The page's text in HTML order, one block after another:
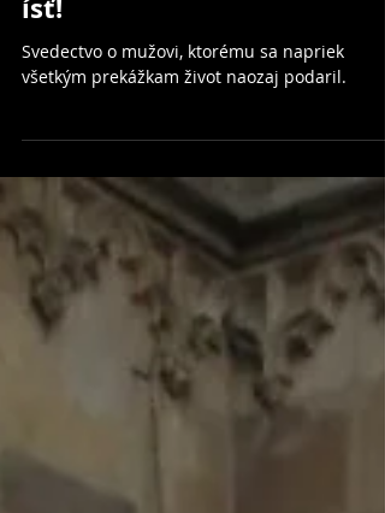
ísť!
Svedectvo o mužovi, ktorému sa napriek
všetkým prekážkam život naozaj podaril.